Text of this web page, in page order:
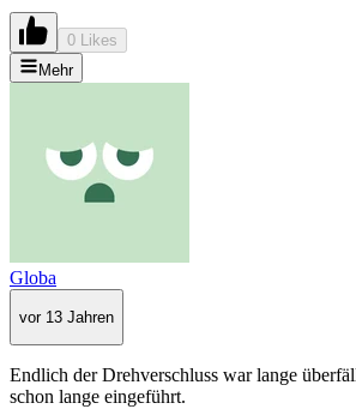
0 Likes
Mehr
Globa
vor 13 Jahren
Endlich der Drehverschluss war lange
schon lange eingeführt.